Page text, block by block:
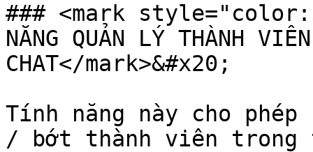
### <mark
NĂNG QUẢN LÝ THÀNH
CHAT</mark>&#x20;
Tính năng này cho
/ bớt thành viên trong